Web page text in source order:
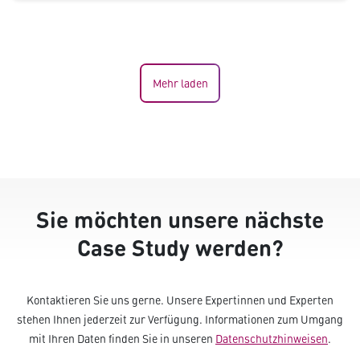
Mehr laden
Sie möchten unsere nächste
Case Study werden?
Kontaktieren Sie uns gerne. Unsere Expertinnen und Experten
stehen Ihnen jederzeit zur Verfügung. Informationen zum Umgang
mit Ihren Daten finden Sie in unseren Datenschutzhinweisen.